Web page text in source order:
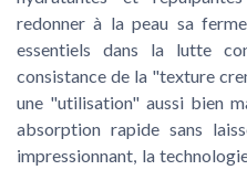
redonner à la peau sa
essentiels dans la lutte
consistance de la "texture
une "utilisation" aussi bien
absorption rapide sans
impressionnant, la